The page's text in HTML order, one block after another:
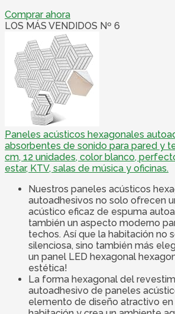
Comprar ahora
LOS MÁS VENDIDOS Nº 6
Paneles acústicos hexagonales
absorbentes de sonido para pared y
cm, 12 unidades, color blanco,
estar, KTV, salas de música y oficinas.
Nuestros paneles acústicos
autoadhesivos no solo ofrecen
acústico eficaz de espuma
también un aspecto moderno
techos. Así que la habitación no
silenciosa, sino también más
un panel LED hexagonal
estética!
La forma hexagonal del
autoadhesivo de paneles
elemento de diseño atractivo en